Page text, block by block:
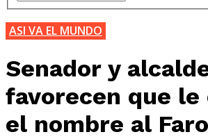
ASI VA EL MUNDO
Senador y
favorecen que le
el nombre al